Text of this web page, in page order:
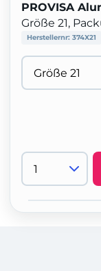
PROVISA
Größe 21,
Herstellernr: 374X21